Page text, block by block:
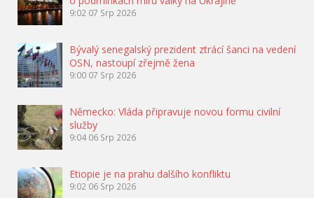
9:02 07 Srp 2026
Bývalý senegalský prezident ztrácí šanci na vedení
OSN, nastoupí zřejmě žena
9:00 07 Srp 2026
Německo: Vláda připravuje novou formu civilní
služby
9:04 06 Srp 2026
Etiopie je na prahu dalšího konfliktu
9:02 06 Srp 2026